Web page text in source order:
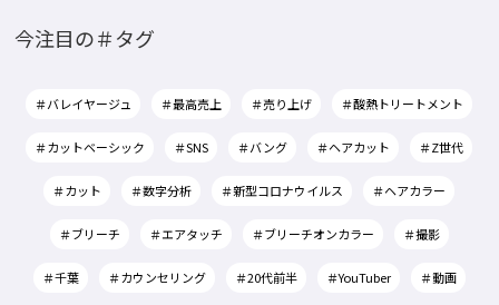
今注目の＃タグ
＃バレイヤージュ ＃最高売上 ＃売り上げ ＃酸熱トリートメント
＃カットベーシック ＃SNS ＃バング ＃ヘアカット ＃Z世代
＃カット ＃数字分析 ＃新型コロナウイルス ＃ヘアカラー
＃ブリーチ ＃エアタッチ ＃ブリーチオンカラー ＃撮影
＃千葉 ＃カウンセリング ＃20代前半 ＃YouTuber ＃動画